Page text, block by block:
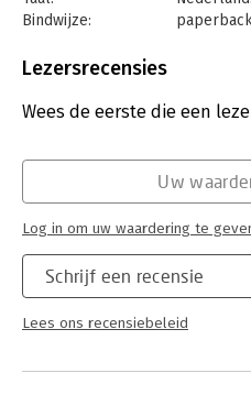
social work and human
which explore:
-the nature of organisational
-organisational interventions
Managing Trauma in the
anyone with responsibility to
involved in distressing and
supporter or investigator.
Bindwijze:
Uitgever:
Lezersrecensies
Wees de eerste die een
Schrijf een recensie
Lees ons recensiebeleid
Uw
Log in om uw waardering te